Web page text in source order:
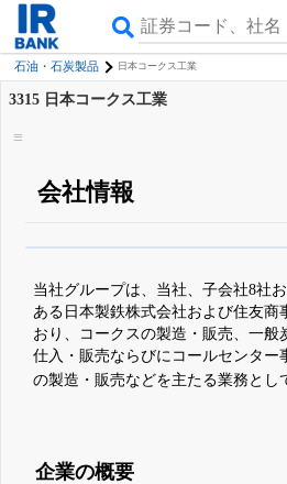
石油・石炭製品 日本コークス工業
3315 日本コークス工業
会社情報
詳しく見られる
無料でβ版をは
登録すると永久30%OFFと米株
当社グループは、当社、子会社8社
ある日本製鉄株式会社および住友商
おり、コークスの製造・販売、一般
仕入・販売ならびにコールセンター
の製造・販売などを主たる業務とし
企業の概要